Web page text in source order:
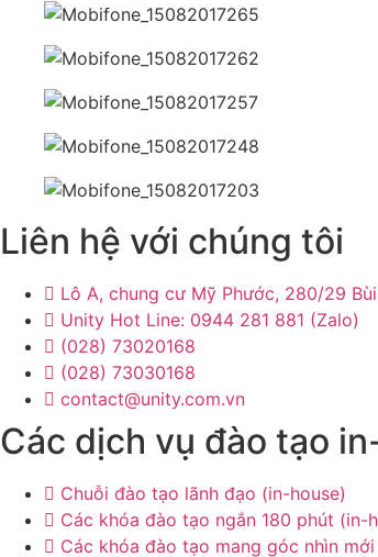
Liên hệ với chúng tôi
Lô A, chung cư Mỹ Phước, 280/29
Unity Hot Line: 0944 281 881 (Zalo)
(028) 73020168
(028) 73030168
contact@unity.com.vn
Các dịch vụ đào tạo
Chuỗi đào tạo lãnh đạo (in-house)
Các khóa đào tạo ngắn 180 phút (in-
Các khóa đào tạo mang góc nhìn